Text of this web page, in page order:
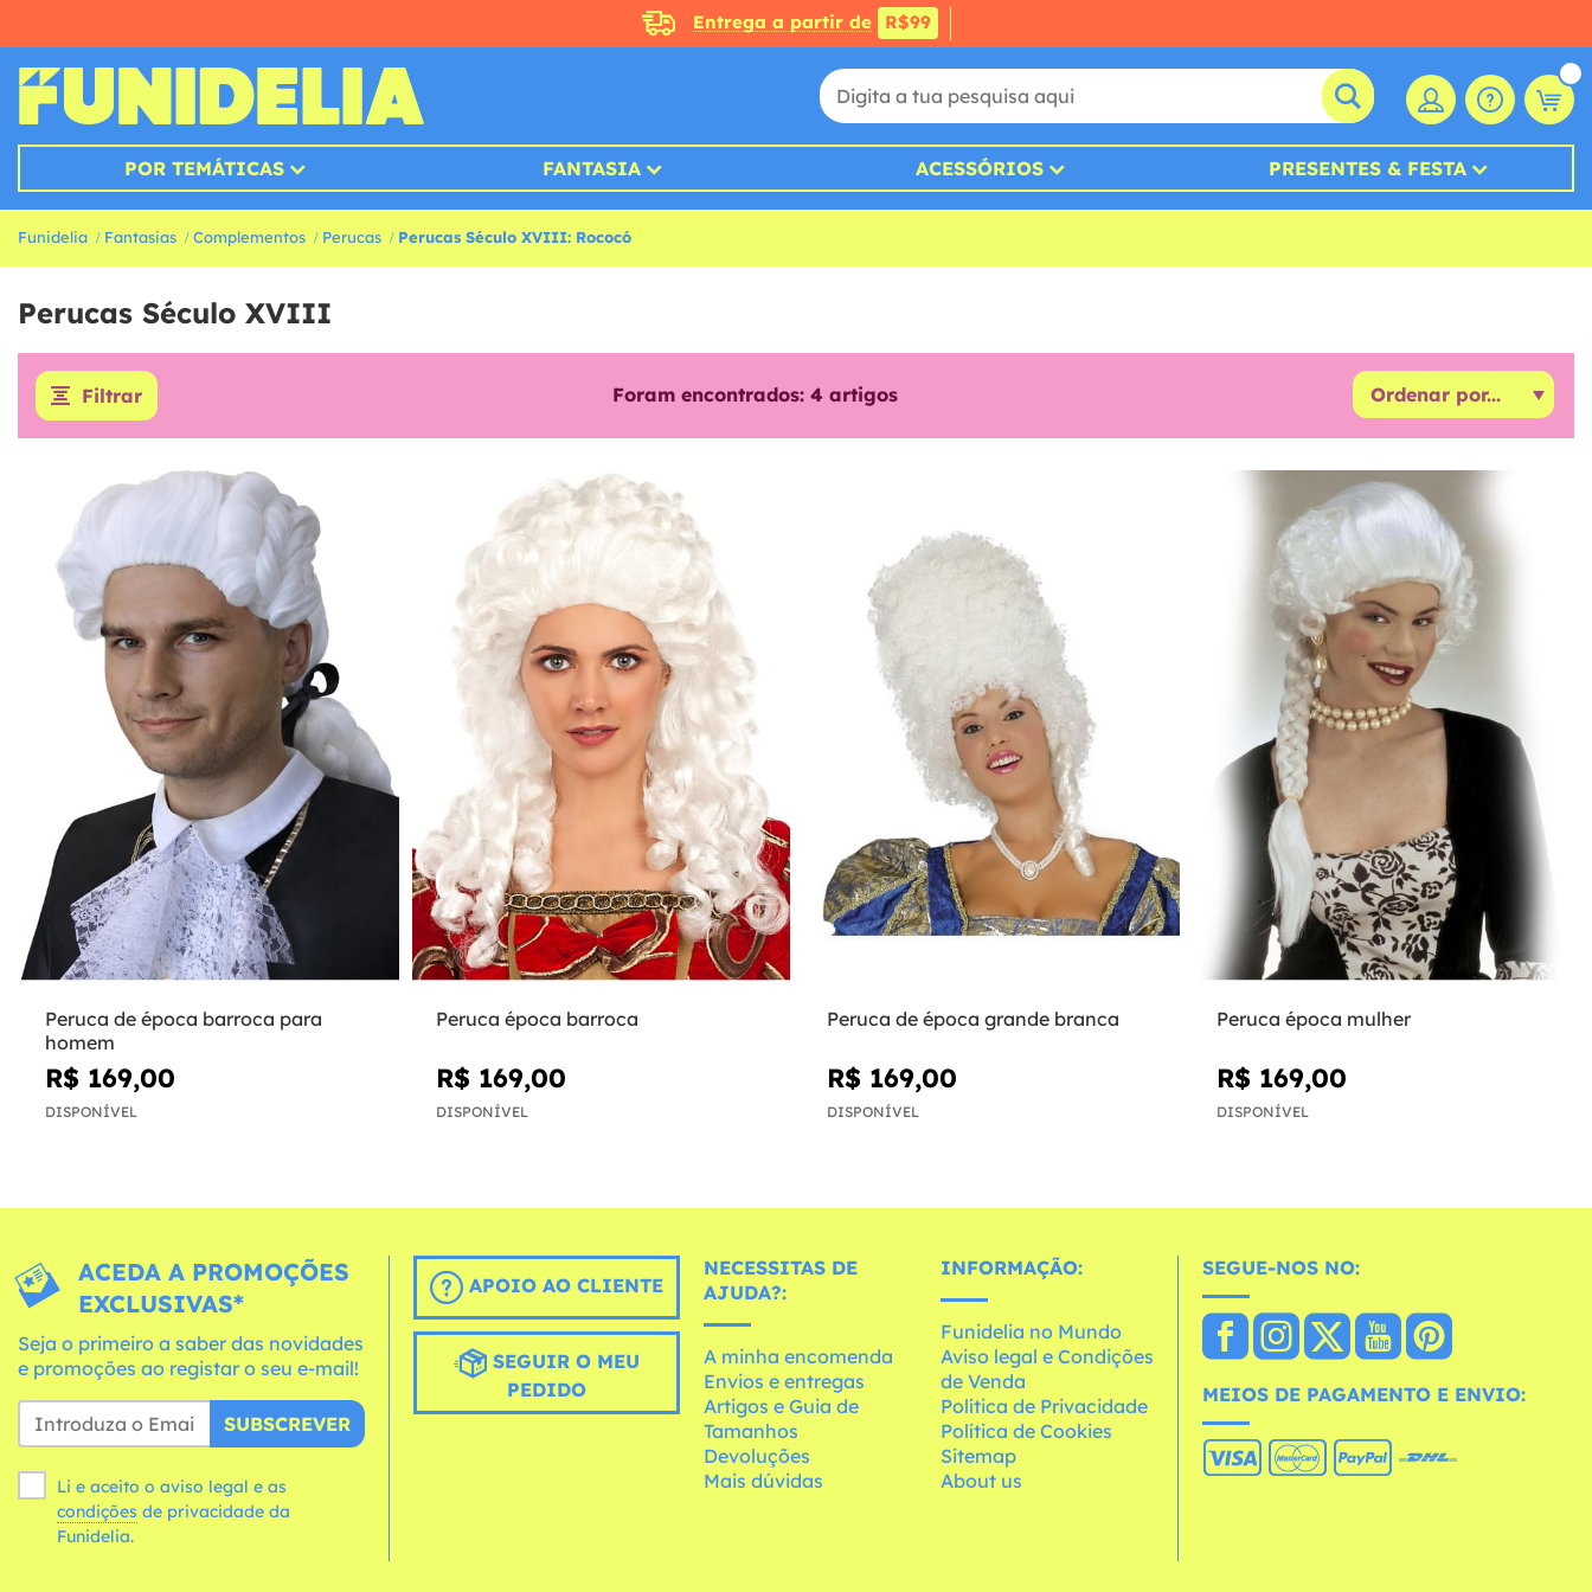
Entrega a partir de R$99
POR TEMÁTICAS FANTASIA ACESSÓRIOS PRESENTES & FESTA
Funidelia Fantasias Complementos Perucas Perucas Século XVIII: Rococó
Perucas Século XVIII
Filtrar Foram encontrados: 4 artigos
Peruca de época barroca para
homem
R$ 169,00
DISPONÍVEL
Peruca época barroca
R$ 169,00
DISPONÍVEL
Peruca de época grande branca
R$ 169,00
DISPONÍVEL
Peruca época mulher
R$ 169,00
DISPONÍVEL
ACEDA A PROMOÇÕES
EXCLUSIVAS*
Seja o primeiro a saber das novidades
e promoções ao registar o seu e-mail!
SUBSCREVER
Li e aceito o aviso legal e as
condições
Funidelia.
APOIO AO CLIENTE
SEGUIR O MEU
PEDIDO
NECESSITAS DE
AJUDA?:
A minha encomenda
Envios e entregas
Artigos e Guia de
Tamanhos
Devoluções
Mais dúvidas
INFORMAÇÃO:
Funidelia no Mundo
Aviso legal e Condições
de Venda
Política de Privacidade
Política de Cookies
Sitemap
About us
SEGUE-NOS NO:
MEIOS DE PAGAMENTO E ENVIO: